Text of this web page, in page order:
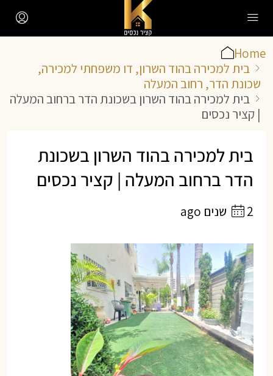
Home
בית למכירה בהוד השרון, דו משפחתי למכירה,
שכונת הדר, רחוב המעלה
בית למכירה בהוד השרון בשכונת הדר ברחוב המעלה
| קציר נכסים
בית למכירה בהוד השרון בשכונת
הדר ברחוב המעלה | קציר נכסים
2 שנים ago